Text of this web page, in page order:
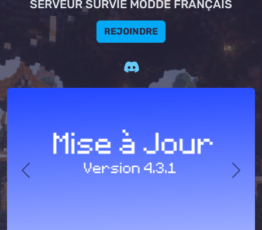
SERVEUR SURVIE MODDÉ FRANÇAIS
REJOINDRE